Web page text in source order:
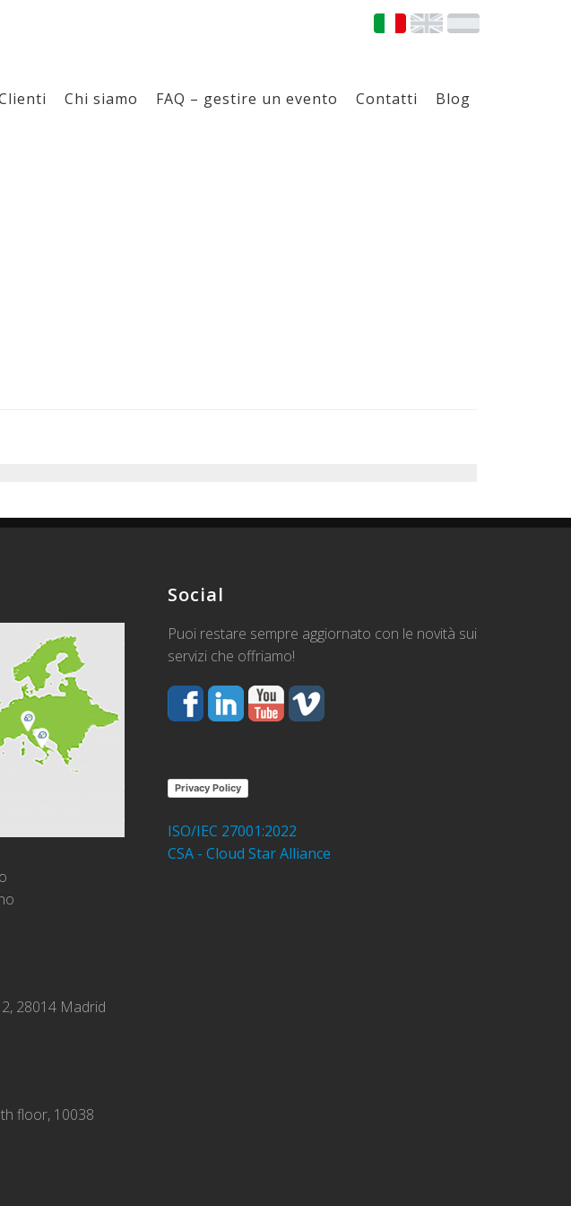
Chi siamo FAQ – gestire un evento Contatti Blog
28014 Madrid
floor, 10038
Social
Puoi restare sempre aggiornato con le novità sui
servizi che offriamo!
Privacy Policy
ISO/IEC 27001:2022
CSA - Cloud Star Alliance